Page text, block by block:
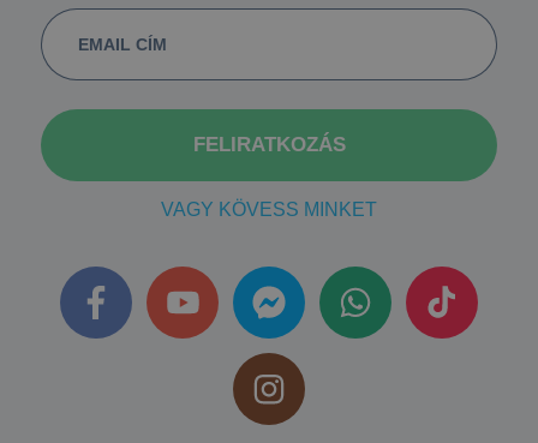
VAGY KÖVESS MINKET